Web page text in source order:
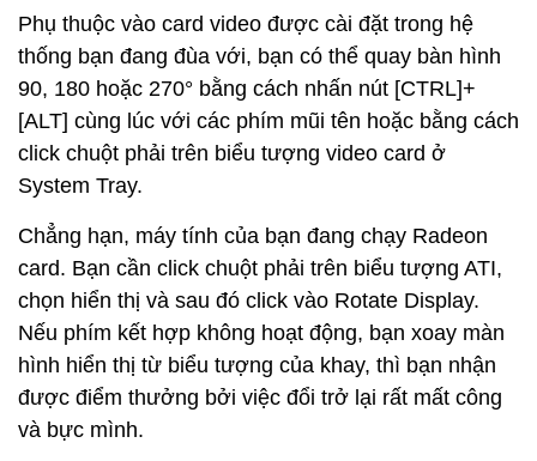
Phụ thuộc vào card video được cài đặt trong hệ
thống bạn đang đùa với, bạn có thể quay bàn hình
90, 180 hoặc 270° bằng cách nhấn nút [CTRL]+
[ALT] cùng lúc với các phím mũi tên hoặc bằng cách
click chuột phải trên biểu tượng video card ở
System Tray.
Chẳng hạn, máy tính của bạn đang chạy Radeon
card. Bạn cần click chuột phải trên biểu tượng ATI,
chọn hiển thị và sau đó click vào Rotate Display.
Nếu phím kết hợp không hoạt động, bạn xoay màn
hình hiển thị từ biểu tượng của khay, thì bạn nhận
được điểm thưởng bởi việc đổi trở lại rất mất công
và bực mình.